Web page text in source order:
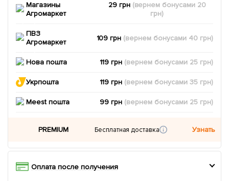
Магазины
Агромаркет
29 грн (вернем бонусами 20
грн)
ПВЗ
Агромаркет
109 грн (вернем бонусами 40 грн)
Нова пошта 119 грн (вернем бонусами 25 грн)
Укрпошта 119 грн (вернем бонусами35 грн)
Meest пошта 99 грн (вернем бонусами 25 грн)
PREMIUM Бесплатная доставка Узнать
Оплата после получения